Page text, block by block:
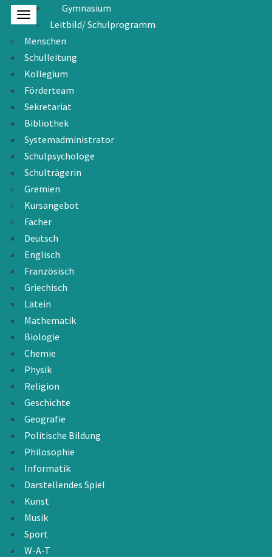
Gymnasium
Leitbild/ Schulprogramm
Menschen
Schulleitung
Kollegium
Förderteam
Sekretariat
Bibliothek
Systemadministrator
Schulpsychologe
Schulträgerin
Gremien
Kursangebot
Fächer
Deutsch
Englisch
Französisch
Griechisch
Latein
Mathematik
Biologie
Chemie
Physik
Religion
Geschichte
Geografie
Politische Bildung
Philosophie
Informatik
Darstellendes Spiel
Kunst
Musik
Sport
W-A-T